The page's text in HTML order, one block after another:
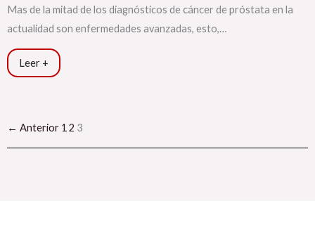
Mas de la mitad de los diagnósticos de cáncer de próstata en la
actualidad son enfermedades avanzadas, esto,…
Leer +
← Anterior 1 2 3